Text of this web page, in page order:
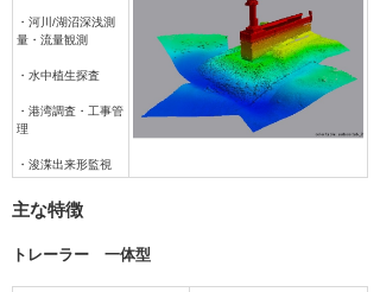
・河川/湖沼深浅測
量・流量観測
・水中植生探査
・港湾調査・工事管
理
・浚渫出来形監視
主な特徴
トレーラー 一体型